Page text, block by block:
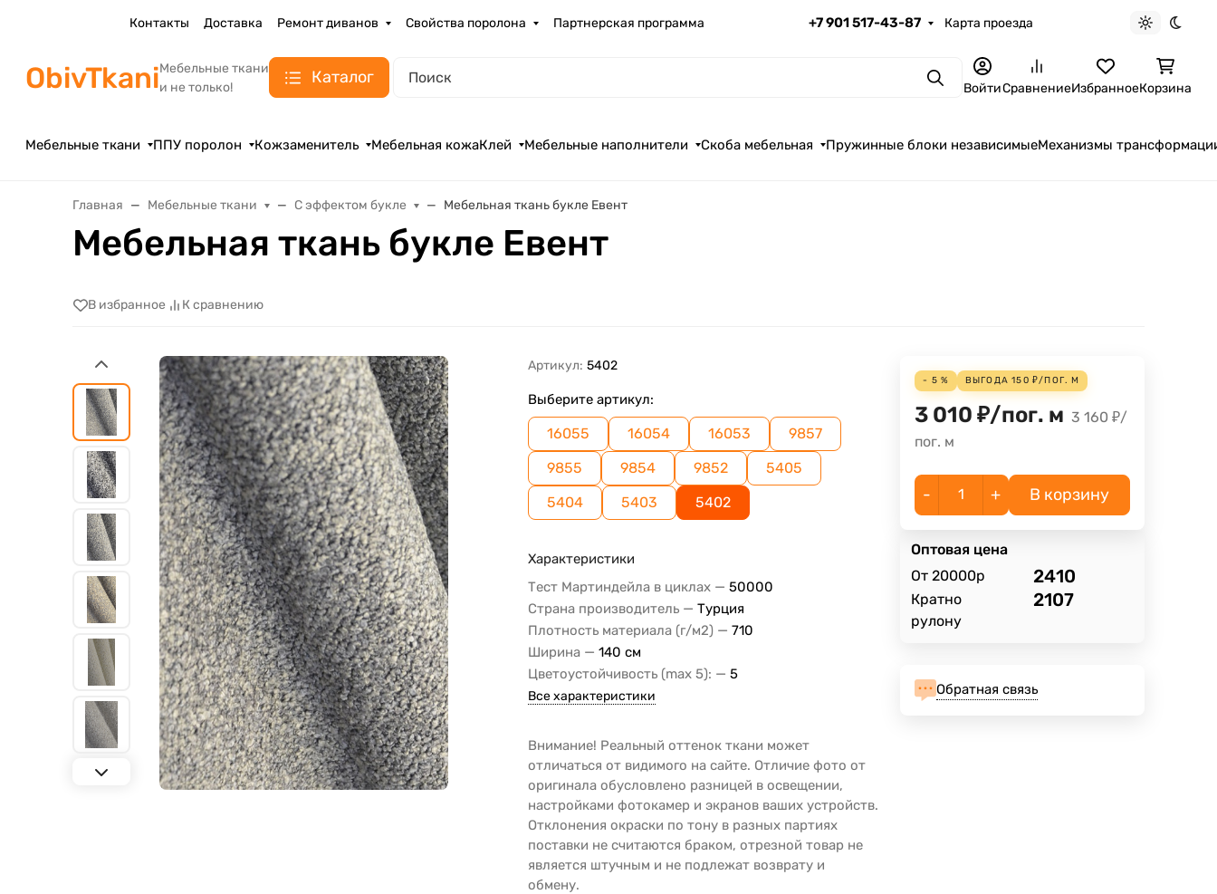
Контакты Доставка Ремонт диванов Свойства поролона Партнерская программа +7 901 517-43-87 Карта проезда
Светлая
ObivTkaniМебельные ткани
и не только!
Каталог ПоискВойтиСравнениеИзбранноеКорзина
Мебельные ткани ППУ поролон Кожзаменитель Мебельная кожаКлей Мебельные наполнители Скоба мебельная Пружинные блоки независимыеМеханизмы
Главная Мебельные ткани С эффектом букле Мебельная ткань букле Евент
Мебельная ткань букле Евент
В избранное К сравнению
Артикул: 5402
Выберите артикул:
16055 16054 16053
9857
9855
9854 9852
5405
5404
5403 5402
Характеристики
Тест Мартиндейла в циклах — 50000
Страна производитель — Турция
Плотность материала (г/м2) — 710
Ширина — 140 см
Цветоустойчивость (max 5): — 5
Все характеристики
Внимание! Реальный оттенок ткани может
отличаться от видимого на сайте. Отличие фото от
оригинала обусловлено разницей в освещении,
настройками фотокамер и экранов ваших устройств.
Отклонения окраски по тону в разных партиях
поставки не считаются браком, отрезной товар не
является штучным и не подлежат возврату и
обмену.
- 5 % ВЫГОДА150 ₽/ПОГ. М
3 010 ₽/пог. м 3 160 ₽/
пог. м
- + В корзину
Оптовая цена
От 20000р
2410
Кратно
рулону
2107
Обратная связь